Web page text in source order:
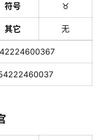
符号 ♉️
其它 无